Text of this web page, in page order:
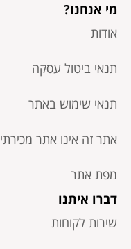
מי אנחנו?
אודות
תנאי ביטול עסקה​
תנאי שימוש באתר
אתר זה אינו אתר מכירתי
מפת אתר
דברו איתנו
שירות לקוחות